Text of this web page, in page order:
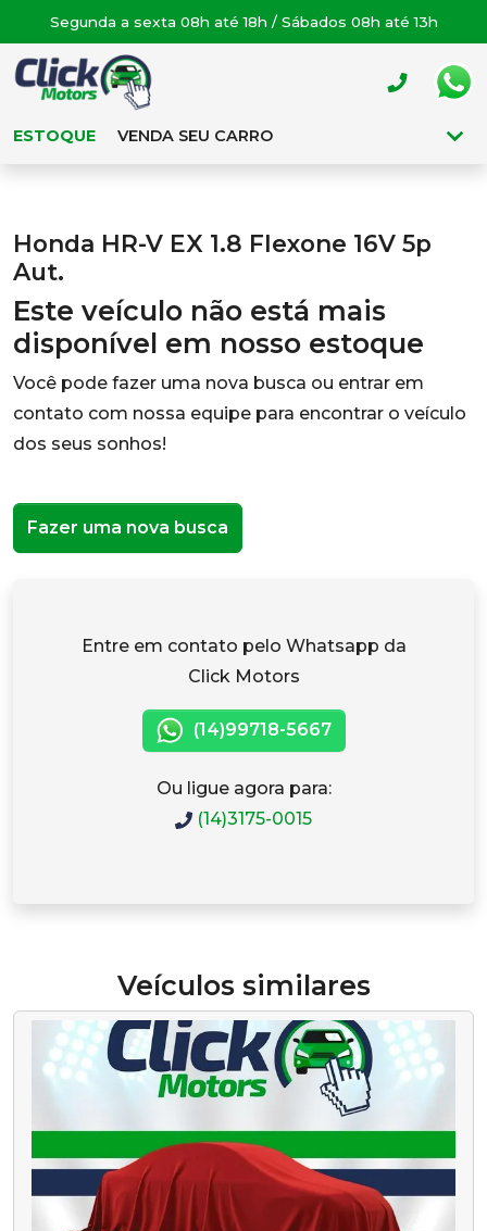
Segunda a sexta 08h até 18h / Sábados 08h até 13h
ESTOQUE VENDA SEU CARRO
Honda HR-V EX 1.8 Flexone 16V 5p
Aut.
Este veículo não está mais
disponível em nosso estoque
Você pode fazer uma nova busca ou entrar em
contato com nossa equipe para encontrar o veículo
dos seus sonhos!
Fazer uma nova busca
Entre em contato pelo Whatsapp da
Click Motors
(14)99718-5667
Ou ligue agora para:
(14)3175-0015
Veículos similares